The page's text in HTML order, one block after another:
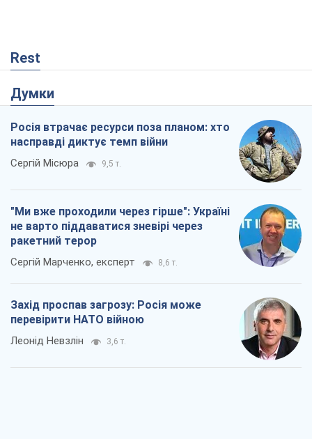
Rest
Думки
Росія втрачає ресурси поза планом: хто
насправді диктує темп війни
Сергій Місюра 9,5 т.
"Ми вже проходили через гірше": Україні
не варто піддаватися зневірі через
ракетний терор
Сергій Марченко, експерт 8,6 т.
Захід проспав загрозу: Росія може
перевірити НАТО війною
Леонід Невзлін 3,6 т.